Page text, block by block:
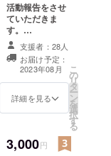
活動報告をさせ
ていただきま
す。
（CAMPFIRE機
能）支援者：28人
お届け予定：
2023年08月
詳細を見る
こ
の
リ
タ
ー
ン
を
選
択
す
る
3,000円